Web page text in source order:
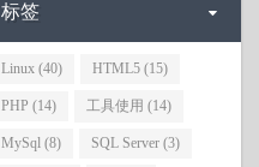
标签
Linux (40) HTML5 (15)
PHP (14) 工具使用 (14)
MySql (8) SQL Server (3)